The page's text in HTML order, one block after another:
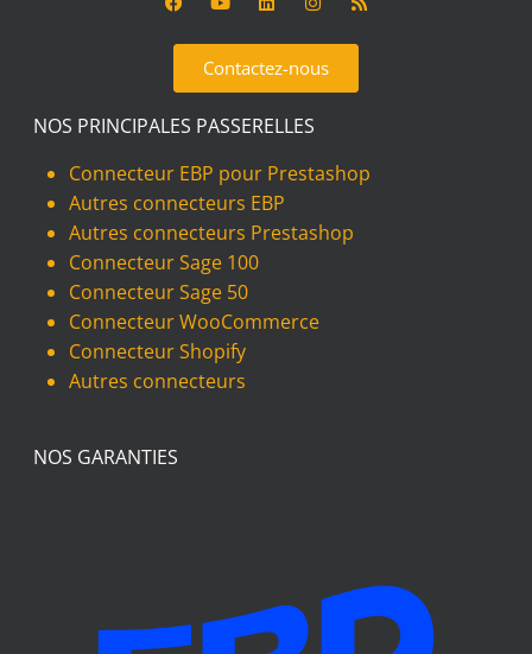
Contactez-nous
NOS PRINCIPALES PASSERELLES
Connecteur EBP pour Prestashop
Autres connecteurs EBP
Autres connecteurs Prestashop
Connecteur Sage 100
Connecteur Sage 50
Connecteur WooCommerce
Connecteur Shopify
Autres connecteurs
NOS GARANTIES